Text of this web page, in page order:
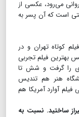
می‌رود، عکسی از
۱۲دقیقه است، روایتی است که آن پسر به
کوتاه تهران و در
بهترین فیلم تجربی
را گرفت و شش تا
هنر هم تندیس
آوارد آمریکا هم
ساختید. نسبت به